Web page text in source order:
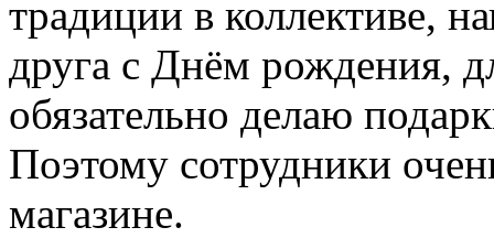
традиции в коллективе,
друга с Днём рождения,
обязательно делаю
Поэтому сотрудники
магазине.